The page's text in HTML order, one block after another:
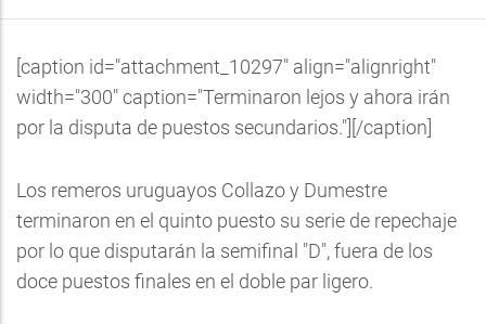
[caption id="attachment_10297" align="alignright"
width="300" caption="Terminaron lejos y ahora irán
por la disputa de puestos secundarios."] [/caption]
Los remeros uruguayos Collazo y Dumestre
terminaron en el quinto puesto su serie de repechaje
por lo que disputarán la semifinal "D", fuera de los
doce puestos finales en el doble par ligero.